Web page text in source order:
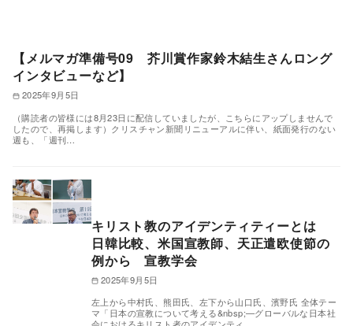
【メルマガ準備号09 芥川賞作家鈴木結生さんロング
インタビューなど】
2025年9月5日
（購読者の皆様には8月23日に配信していましたが、こちらにアップしませんで
したので、再掲します）クリスチャン新聞リニューアルに伴い、紙面発行のない
週も、「週刊…
キリスト教のアイデンティティーとは
日韓比較、米国宣教師、天正遣欧使節の
例から 宣教学会
2025年9月5日
左上から中村氏、熊田氏、左下から山口氏、濱野氏 全体テー
マ「⽇本の宣教について考える&nbsp;—グローバルな⽇本社